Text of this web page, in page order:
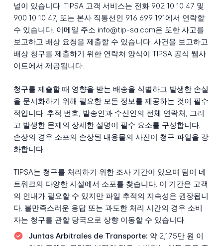
널이 있습니다. TIPSA 고객 서비스는 전화 902 10 10 47 및
900 10 10 47, 또는 본사 직통선인 916 699 191에서 연락할
수 있습니다. 이메일 주소 info@tip-sa.com은 또한 사고를
보고하고 배상 요청을 제출할 수 있습니다. 사건을 보고하고
배상 청구를 제출하기 위한 연락처 양식이 TIPSA 공식 웹사
이트에서 제공됩니다.
청구를 제출할 때 영향을 받는 배송을 식별하고 발생한 손실
을 문서화하기 위해 필요한 모든 정보를 제공하는 것이 필수
적입니다. 추적 번호, 발송인과 수신인의 전체 연락처, 그리
고 발생한 문제의 상세한 설명이 필수 요소를 구성합니다.
손상의 경우 소포의 손상된 내용물의 사진이 청구 파일을 강
화합니다.
TIPSA는 청구를 처리하기 위한 조사 기간이 있으며 팀이 네
트워크의 다양한 시설에서 소포를 찾습니다. 이 기간은 고객
의 인내가 필요할 수 있지만 파일 추적의 지속성은 권장됩니
다. 불만족스러운 응답 또는 과도한 처리 시간의 경우 소비
자는 청구를 관할 당국으로 상향 이동할 수 있습니다.
Juntas Arbitrales de Transporte: 약 2,175만 원 이